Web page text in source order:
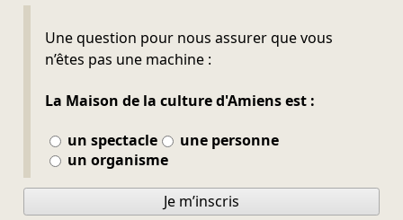
Une question pour nous assurer que vous
n’êtes pas une machine :
La Maison de la culture d'Amiens est :
un spectacle
une personne
un organisme
Ne pas remplir
Je m’inscris